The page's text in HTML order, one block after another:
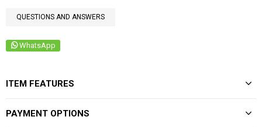
QUESTIONS AND ANSWERS
WhatsApp
ITEM FEATURES
PAYMENT OPTIONS